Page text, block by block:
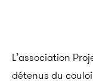
L’association
détenus du